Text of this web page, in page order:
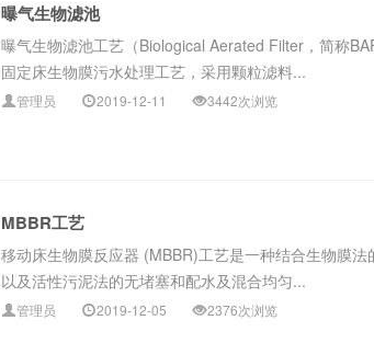
曝气生物滤池
曝气生物滤池工艺（Biological Aerated Filter，简称
固定床生物膜污水处理工艺，采用颗粒滤料...
管理员 2019-12-11 3442次浏览
MBBR工艺
移动床生物膜反应器 (MBBR)工艺是一种结合生物膜
以及活性污泥法的无堵塞和配水及混合均匀...
管理员 2019-12-05 2376次浏览